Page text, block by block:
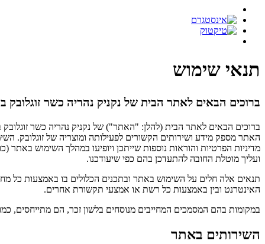
תנאי שימוש
ברוכים הבאים לאתר הבית של נקניק נהריה כשר זוגלובק
ברוכים הבאים לאתר הבית (להלן: "האתר") של נקניק נהריה כשר זוגלובק
האתר מספק מידע ושירותים הקשורים לפעילותה ומוצריה של זוגלובק.
מדיניות הפרטיות והוראות נוספות שייתכן ויופיעו במהלך השימוש
ועליך מוטלת החובה להתעדכן בהם כפי שיעודכנו.
תנאים אלה חלים על השימוש באתר ובתכנים הכלולים בו באמצעות כל
האינטרנט ובין באמצעות כל רשת או אמצעי תקשורת אחרים.
במקומות בהם המסמכים המחייבים מנוסחים בלשון זכר, הם מתייחסים,
השירותים באתר